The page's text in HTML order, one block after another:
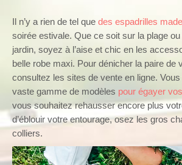
Il n’y a rien de tel que des espadrilles
soirée estivale. Que ce soit sur la plage
jardin, soyez à l’aise et chic en les
belle robe maxi. Pour dénicher la paire de
consultez les sites de vente en ligne.
vaste gamme de modèles pour égayer
vous souhaitez rehausser encore plus
d’éblouir votre entourage, osez les gros
colliers.